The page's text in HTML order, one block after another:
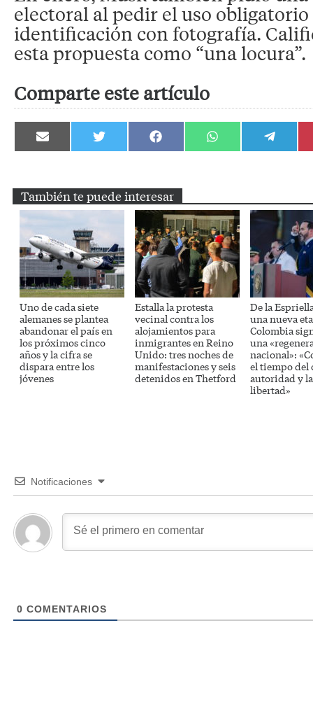
electoral al pedir el uso obligatorio
identificación con fotografía.
esta propuesta como “una locura”.
Comparte este artículo
Compartir
en
Compartir
en
Compartir
en
Compartir
en
Compartir
en
También te puede interesar
Uno de cada siete
alemanes se plantea
abandonar el país en
los próximos cinco
años y la cifra se
dispara entre los
jóvenes
Estalla la protesta
vecinal contra los
alojamientos para
inmigrantes en Reino
Unido: tres noches de
manifestaciones y seis
detenidos en Thetford
De la
una nueva
Colombia
una
nacional»:
el tiempo del
autoridad y la
libertad»
Notificaciones
0 COMENTARIOS